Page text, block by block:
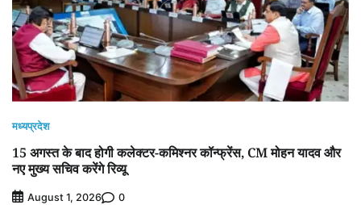
मध्यप्रदेश
15 अगस्त के बाद होगी कलेक्टर-कमिश्नर कॉन्फ्रेंस, CM मोहन यादव और
नए मुख्य सचिव करेंगे रिव्यू
August 1, 2026 0